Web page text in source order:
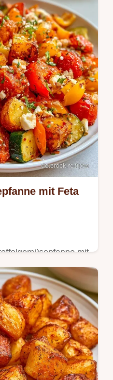
Die Sektion Warum
den Kniff beim
mit Feta
mit
ist in 45 Minuten
Gelingen sorgen